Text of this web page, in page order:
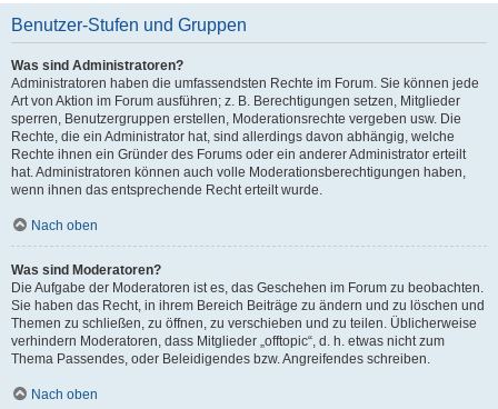
Benutzer-Stufen und Gruppen
Was sind Administratoren?
Administratoren haben die umfassendsten Rechte im Forum. Sie können jede
Art von Aktion im Forum ausführen; z. B. Berechtigungen setzen, Mitglieder
sperren, Benutzergruppen erstellen, Moderationsrechte vergeben usw. Die
Rechte, die ein Administrator hat, sind allerdings davon abhängig, welche
Rechte ihnen ein Gründer des Forums oder ein anderer Administrator erteilt
hat. Administratoren können auch volle Moderationsberechtigungen haben,
wenn ihnen das entsprechende Recht erteilt wurde.
Nach oben
Was sind Moderatoren?
Die Aufgabe der Moderatoren ist es, das Geschehen im Forum zu beobachten.
Sie haben das Recht, in ihrem Bereich Beiträge zu ändern und zu löschen und
Themen zu schließen, zu öffnen, zu verschieben und zu teilen. Üblicherweise
verhindern Moderatoren, dass Mitglieder „offtopic“, d. h. etwas nicht zum
Thema Passendes, oder Beleidigendes bzw. Angreifendes schreiben.
Nach oben